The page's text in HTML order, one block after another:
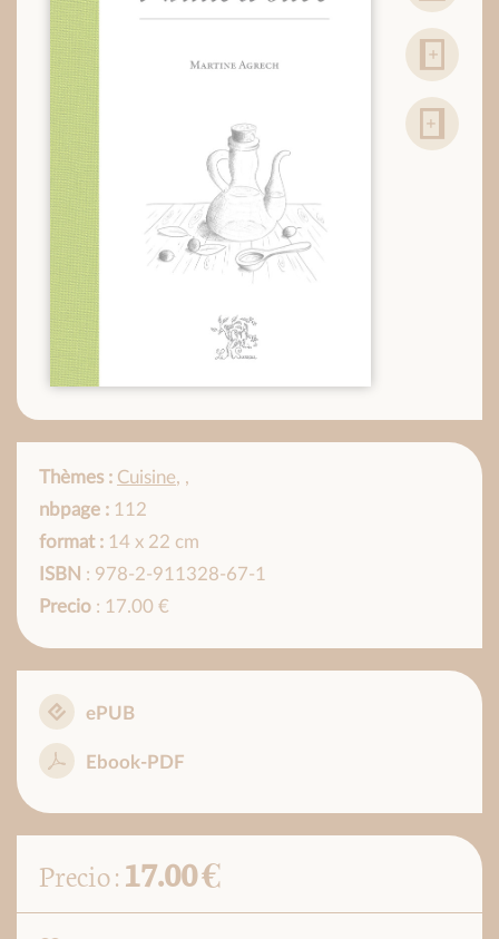
Thèmes : Cuisine, ,
nbpage : 112
format : 14 x 22 cm
ISBN : 978-2-911328-67-1
Precio : 17.00 €
ePUB
Ebook-PDF
Precio :17.00 €